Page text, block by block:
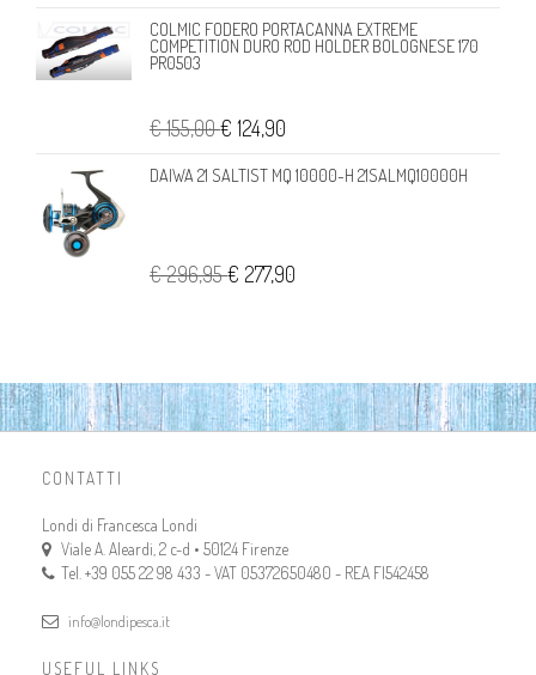
COLMIC FODERO PORTACANNA EXTREME
COMPETITION DURO ROD HOLDER BOLOGNESE 170
PR0503
€ 155,00€ 124,90
DAIWA 21 SALTIST MQ 10000-H 21SALMQ10000H
€ 296,95€ 277,90
CONTATTI
Londi di Francesca Londi
Viale A. Aleardi, 2 c-d • 50124 Firenze
Tel. +39 055 22 98 433 - VAT 05372650480 - REA FI542458
info@londipesca.it
USEFUL LINKS